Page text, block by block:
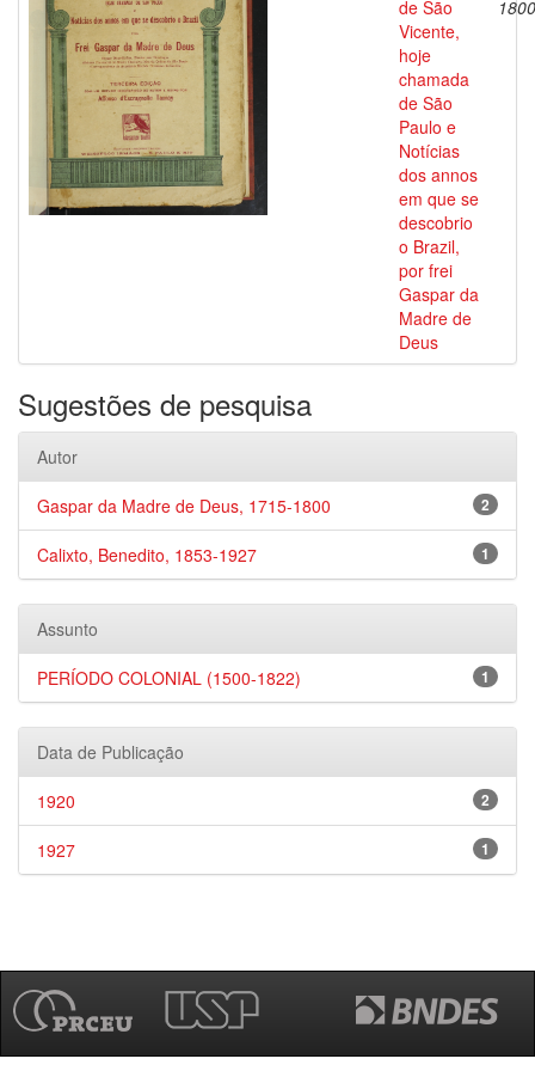
de São
Vicente,
hoje
chamada
de São
Paulo e
Notícias
dos annos
em que se
descobrio
o Brazil,
por frei
Gaspar da
Madre de
Deus
1800
Sugestões de pesquisa
Autor
2
Gaspar da Madre de Deus, 1715-1800
1
Calixto, Benedito, 1853-1927
Assunto
1
PERÍODO COLONIAL (1500-1822)
Data de Publicação
2
1920
1
1927